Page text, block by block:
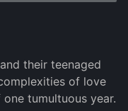
their teenaged
of love
tumultuous year.